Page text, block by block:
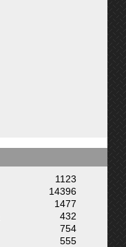
1123
14396
1477
432
754
555